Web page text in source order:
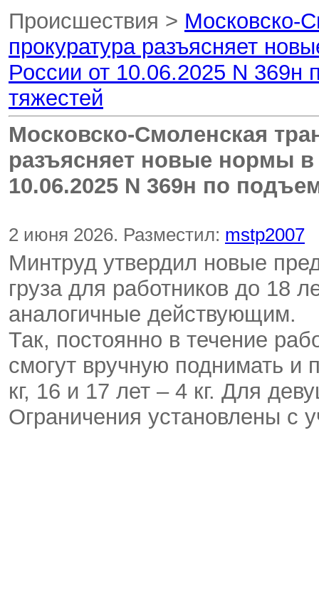
Проиcшествия > Московско-
прокуратура разъясняет
России от 10.06.2025 N
тяжестей
Московско-Смоленская
разъясняет новые нормы
10.06.2025 N 369н по
2 июня 2026. Разместил: mstp2007
Минтруд утвердил новые
груза для работников до 18
аналогичные действующим.
Так, постоянно в течение
смогут вручную поднимать и
кг, 16 и 17 лет – 4 кг. Для
Ограничения установлены с